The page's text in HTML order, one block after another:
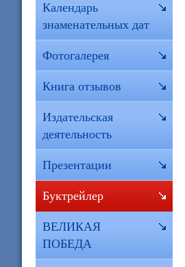
Календарь
знаменательных дат
Фотогалерея
Книга отзывов
Издательская
деятельность
Презентации
Буктрейлер
ВЕЛИКАЯ
ПОБЕДА